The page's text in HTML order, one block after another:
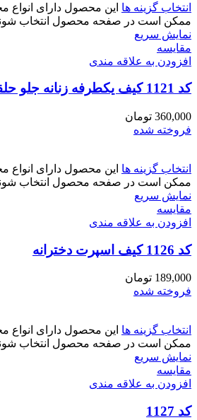
انتخاب گزینه ها این محصول دارای انواع
ممکن است در صفحه محصول انتخاب
نمایش سریع
مقايسه
افزودن به علاقه مندی
کد 1121 کیف یکطرفه زنانه جلو حلقه
360,000 تومان
فروخته شده
انتخاب گزینه ها این محصول دارای انواع
ممکن است در صفحه محصول انتخاب
نمایش سریع
مقايسه
افزودن به علاقه مندی
کد 1126 کیف اسپرت دخترانه
189,000 تومان
فروخته شده
انتخاب گزینه ها این محصول دارای انواع
ممکن است در صفحه محصول انتخاب
نمایش سریع
مقايسه
افزودن به علاقه مندی
کد 1127